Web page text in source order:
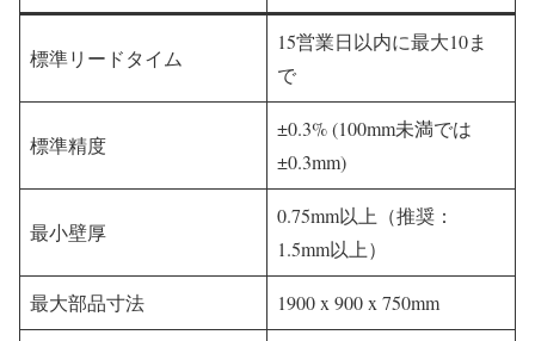
標準リードタイム
15営業日以内に最大10ま
で
標準精度
±0.3% (100mm未満では
±0.3mm)
最小壁厚
0.75mm以上（推奨：
1.5mm以上）
最大部品寸法 1900 x 900 x 750mm